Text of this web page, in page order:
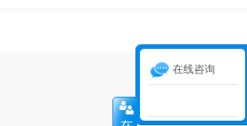
在线咨询